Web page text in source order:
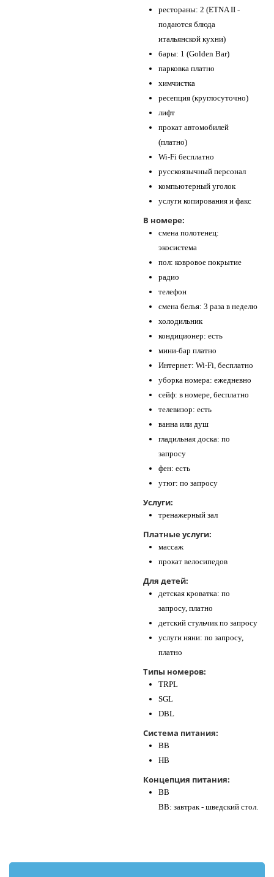
рестораны: 2 (ETNA II -
подаются блюда
итальянской кухни)
бары: 1 (Golden Bar)
парковка платно
химчистка
ресепция (круглосуточно)
лифт
прокат автомобилей
(платно)
Wi-Fi бесплатно
русскоязычный персонал
компьютерный уголок
услуги копирования и факс
В номере:
смена полотенец:
экосистема
пол: ковровое покрытие
радио
телефон
смена белья: 3 раза в неделю
холодильник
кондиционер: есть
мини-бар платно
Интернет: Wi-Fi, бесплатно
уборка номера: ежедневно
сейф: в номере, бесплатно
телевизор: есть
ванна или душ
гладильная доска: по
запросу
фен: есть
утюг: по запросу
Услуги:
тренажерный зал
Платные услуги:
массаж
прокат велосипедов
Для детей:
детская кроватка: по
запросу, платно
детский стульчик по запросу
услуги няни: по запросу,
платно
Типы номеров:
TRPL
SGL
DBL
Система питания:
BB
HB
Концепция питания:
BB
BB: завтрак - шведский стол.